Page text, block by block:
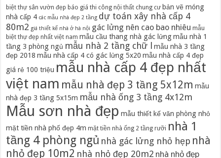
biệt thự sân vườn đẹp báo giá thi công nội thất chung cư bản vẽ móng
nhà cấp 4 các mẫu nhà đẹp 2 tầng dự toán xây nhà cấp 4
80m2 giá thiết kế nhà ở hà nội gác lửng nên cao bao nhiêu mẫu
biệt thự đẹp nhất việt nam mẫu cầu thang nhà gác lửng mẫu nhà 1
tầng 3 phòng ngủ mẫu nhà 2 tầng chữ l mẫu nhà 3 tầng
đẹp 2018 mẫu nhà cấp 4 có gác lửng 5x20 mẫu nhà cấp 4 đẹp
giá rẻ 100 triệu mẫu nhà cấp 4 đẹp nhất
việt nam mẫu nhà đẹp 3 tầng 5x12m mẫu
nhà đẹp 3 tầng 5x15m mẫu nhà ống 3 tầng 4x12m
Mẫu sơn nhà đẹp mẫu thiết kế văn phòng nhỏ
mặt tiền nhà phố đẹp 4m mặt tiền nhà ống 2 tầng rưỡi nhà 1
tầng 4 phòng ngủ nhà gác lửng nhỏ hẹp nhà
nhỏ đẹp 10m2 nhà nhỏ đẹp 20m2 nhà nhỏ đẹp